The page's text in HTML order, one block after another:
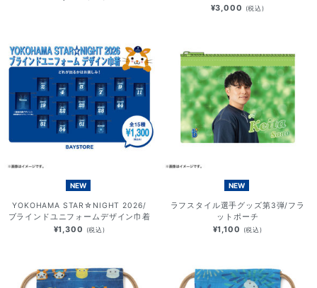
¥3,000 (税込)
NEW
YOKOHAMA STAR☆NIGHT 2026/
ブラインドユニフォームデザイン巾着
¥1,300 (税込)
NEW
ラフスタイル選手グッズ第3弾/フラ
ットポーチ
¥1,100 (税込)